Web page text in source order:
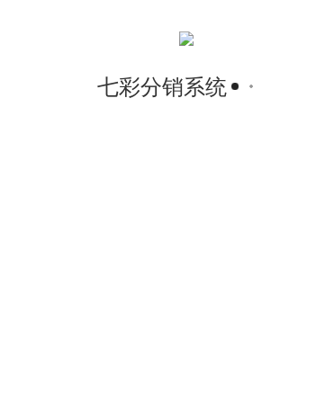
七彩分销系统